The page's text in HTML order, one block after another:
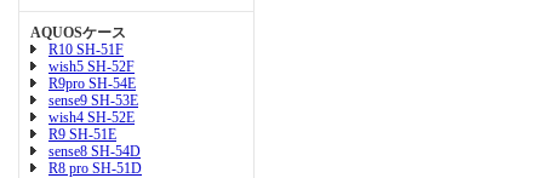
AQUOSケース
R10 SH-51F
wish5 SH-52F
R9pro SH-54E
sense9 SH-53E
wish4 SH-52E
R9 SH-51E
sense8 SH-54D
R8 pro SH-51D